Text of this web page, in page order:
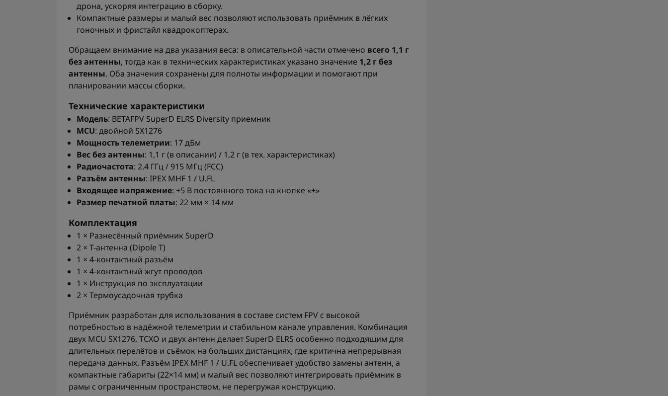
дрона, ускоряя интеграцию в сборку.
Компактные размеры и малый вес позволяют использовать приёмник в лёгких
гоночных и фристайл квадрокоптерах.
Обращаем внимание на два указания веса: в описательной части отмечено всего 1,1 г
без антенны, тогда как в технических характеристиках указано значение 1,2 г без
антенны. Оба значения сохранены для полноты информации и помогают при
планировании массы сборки.
Технические характеристики
Модель: BETAFPV SuperD ELRS Diversity приемник
MCU: двойной SX1276
Мощность телеметрии: 17 дБм
Вес без антенны: 1,1 г (в описании) / 1,2 г (в тех. характеристиках)
Радиочастота: 2.4 ГГц / 915 МГц (FCC)
Разъём антенны: IPEX MHF 1 / U.FL
Входящее напряжение: +5 В постоянного тока на кнопке «+»
Размер печатной платы: 22 мм × 14 мм
Комплектация
1 × Разнесённый приёмник SuperD
2 × Т-антенна (Dipole T)
1 × 4-контактный разъём
1 × 4-контактный жгут проводов
1 × Инструкция по эксплуатации
2 × Термоусадочная трубка
Приёмник разработан для использования в составе систем FPV с высокой
потребностью в надёжной телеметрии и стабильном канале управления. Комбинация
двух MCU SX1276, TCXO и двух антенн делает SuperD ELRS особенно подходящим для
длительных перелётов и съёмок на больших дистанциях, где критична непрерывная
передача данных. Разъём IPEX MHF 1 / U.FL обеспечивает удобство замены антенн, а
компактные габариты (22×14 мм) и малый вес позволяют интегрировать приёмник в
рамы с ограниченным пространством, не перегружая конструкцию.